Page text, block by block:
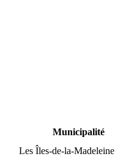
Municipalité
Les Îles-de-la-Madeleine